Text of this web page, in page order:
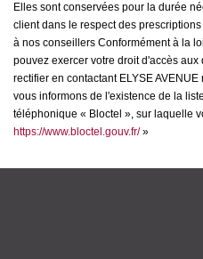
Elles sont conservées pour la durée
client dans le respect des
à nos conseillers Conformément à la
pouvez exercer votre droit d'accès
rectifier en contactant ELYSE
vous informons de l'existence de la
téléphonique « Bloctel », sur laquelle
https://www.bloctel.gouv.fr/»